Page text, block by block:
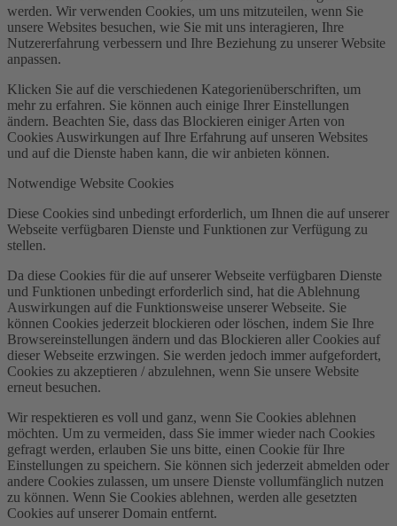
werden. Wir verwenden Cookies, um uns mitzuteilen, wenn Sie
unsere Websites besuchen, wie Sie mit uns interagieren, Ihre
Nutzererfahrung verbessern und Ihre Beziehung zu unserer Website
anpassen.
Klicken Sie auf die verschiedenen Kategorienüberschriften, um
mehr zu erfahren. Sie können auch einige Ihrer Einstellungen
ändern. Beachten Sie, dass das Blockieren einiger Arten von
Cookies Auswirkungen auf Ihre Erfahrung auf unseren Websites
und auf die Dienste haben kann, die wir anbieten können.
Notwendige Website Cookies
Diese Cookies sind unbedingt erforderlich, um Ihnen die auf unserer
Webseite verfügbaren Dienste und Funktionen zur Verfügung zu
stellen.
Da diese Cookies für die auf unserer Webseite verfügbaren Dienste
und Funktionen unbedingt erforderlich sind, hat die Ablehnung
Auswirkungen auf die Funktionsweise unserer Webseite. Sie
können Cookies jederzeit blockieren oder löschen, indem Sie Ihre
Browsereinstellungen ändern und das Blockieren aller Cookies auf
dieser Webseite erzwingen. Sie werden jedoch immer aufgefordert,
Cookies zu akzeptieren / abzulehnen, wenn Sie unsere Website
erneut besuchen.
Wir respektieren es voll und ganz, wenn Sie Cookies ablehnen
möchten. Um zu vermeiden, dass Sie immer wieder nach Cookies
gefragt werden, erlauben Sie uns bitte, einen Cookie für Ihre
Einstellungen zu speichern. Sie können sich jederzeit abmelden oder
andere Cookies zulassen, um unsere Dienste vollumfänglich nutzen
zu können. Wenn Sie Cookies ablehnen, werden alle gesetzten
Cookies auf unserer Domain entfernt.